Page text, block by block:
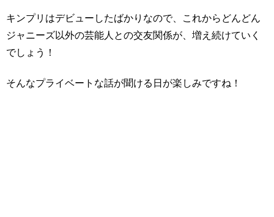
キンプリはデビューしたばかりなので、これからどんどん
ジャニーズ以外の芸能人との交友関係が、増え続けていく
でしょう！
そんなプライベートな話が聞ける日が楽しみですね！